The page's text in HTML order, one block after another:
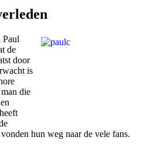
Paul
de
door
is
die
hun weg naar de vele fans.